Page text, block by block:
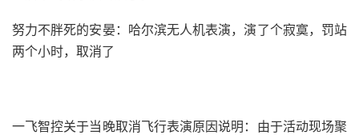
努力不胖死的安晏：哈尔滨无人机表演，演了个寂寞，罚站
两个小时，取消了
一飞智控关于当晚取消飞行表演原因说明：由于活动现场聚